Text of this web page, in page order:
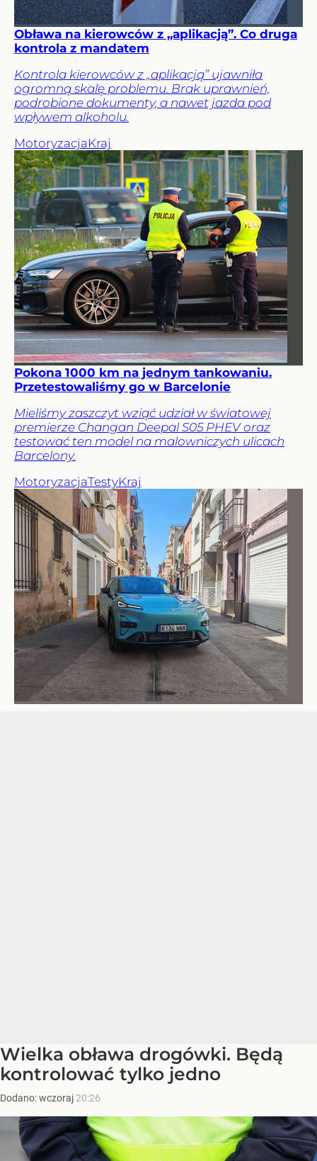
Obława na kierowców z „aplikacją”. Co druga
kontrola z mandatem
Kontrola kierowców z „aplikacją” ujawniła
ogromną skalę problemu. Brak uprawnień,
podrobione dokumenty, a nawet jazda pod
wpływem alkoholu.
MotoryzacjaKraj
Pokona 1000 km na jednym tankowaniu.
Przetestowaliśmy go w Barcelonie
Mieliśmy zaszczyt wziąć udział w światowej
premierze Changan Deepal S05 PHEV oraz
testować ten model na malowniczych ulicach
Barcelony.
MotoryzacjaTestyKraj
Wielka obława drogówki. Będą
kontrolować tylko jedno
Dodano:wczoraj 20:26